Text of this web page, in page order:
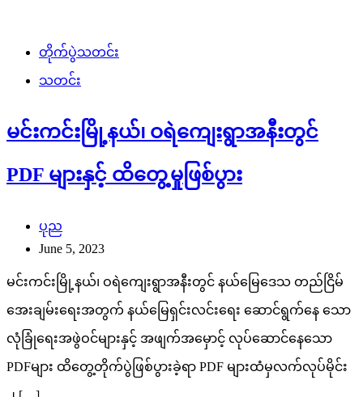
နောင်ချို-ကျောက်မဲလမ်းတွင် TNLA
October 31, 2023
နောင်ချို-ကျောက်မဲကြား လမ်းပေါ်မှာ မိုင်းထောင်နေတဲ့
အကြမ်းဖက် TNLA သောင်းကျန်းသူများအား တပ်မတော်
စစ်ကြောင်းများမှ နယ်မြေရှင်းလင်းစဉ် အလစ်အငိုက်ရယူချေမှုန်း
နိုင်ခဲ့ပြီး အကြမ်းဖက်သမားများထံမှ- TNLA အလောင်း- ၄
လောင်းသေနတ် -၂ […]
တိုက်ပွဲသတင်း